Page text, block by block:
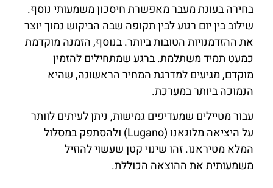
בחירה בעונת מעבר מאפשרת חיסכון משמעותי נוסף.
שילוב בין יום רגוע לבין תקופה שבה הביקוש נמוך יוצר
את ההזדמנויות הטובות ביותר. בנוסף, הזמנה מוקדמת
כמעט תמיד משתלמת. ברגע שמתחילים להזמין
מוקדם, מגיעים למדרגת המחיר הראשונה, שהיא
הנמוכה ביותר במערכת.
עבור מטיילים שמעדיפים גמישות, ניתן לעיתים לוותר
על היציאה מלוגאנו (Lugano) ולהסתפק במסלול
המלא מטיראנו. זהו שינוי קטן שעשוי להוזיל
משמעותית את ההוצאה הכוללת.